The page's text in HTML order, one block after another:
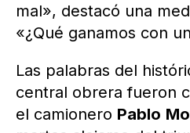
mal», destacó una
«¿Qué ganamos con
Las palabras del
central obrera fueron
el camionero Pablo